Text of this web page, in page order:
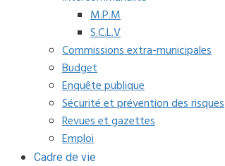
M.P.M
S.C.L.V
Commissions extra-municipales
Budget
Enquête publique
Sécurité et prévention des risques
Revues et gazettes
Emploi
Cadre de vie